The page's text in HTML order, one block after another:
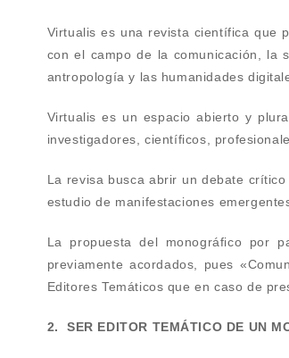
Virtualis es una revista científica que
con el campo de la comunicación, la
antropología y las humanidades
Virtualis es un espacio abierto y
investigadores, científicos,
La revisa busca abrir un debate
estudio de manifestaciones
La propuesta del monográfico por
previamente acordados, pues
Editores Temáticos que en caso de
2. SER EDITOR TEMÁTICO DE UN